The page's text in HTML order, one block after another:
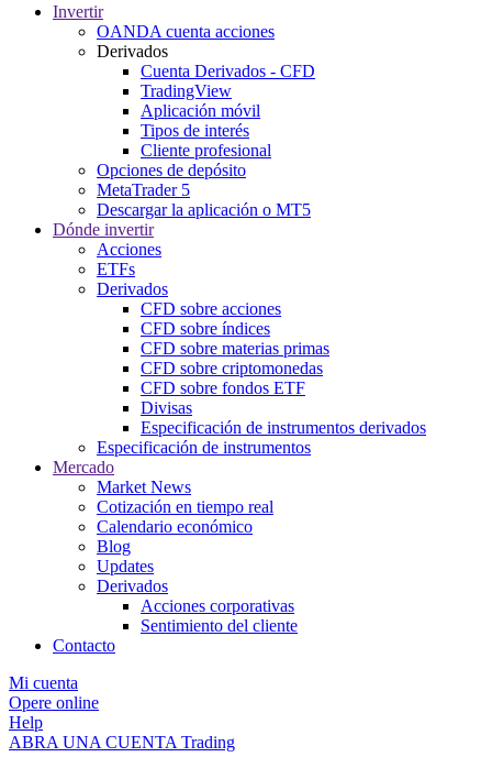
Invertir
OANDA cuenta acciones
Derivados
Cuenta Derivados - CFD
TradingView
Aplicación móvil
Tipos de interés
Cliente profesional
Opciones de depósito
MetaTrader 5
Descargar la aplicación o MT5
Dónde invertir
Acciones
ETFs
Derivados
CFD sobre acciones
CFD sobre índices
CFD sobre materias primas
CFD sobre criptomonedas
CFD sobre fondos ETF
Divisas
Especificación de instrumentos derivados
Especificación de instrumentos
Mercado
Market News
Cotización en tiempo real
Calendario económico
Blog
Updates
Derivados
Acciones corporativas
Sentimiento del cliente
Contacto
Mi cuenta
Opere online
Help
ABRA UNA CUENTA Trading